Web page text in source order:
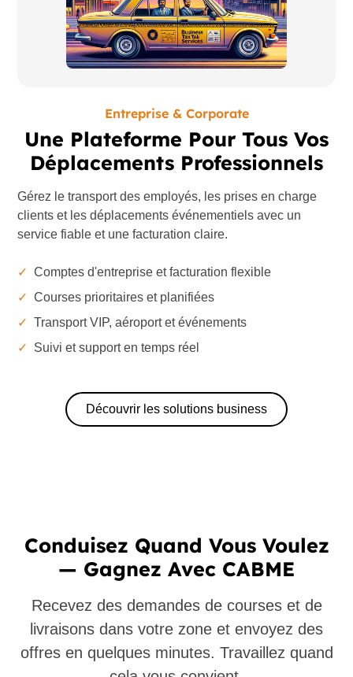
Entreprise & Corporate
Une Plateforme Pour Tous Vos
Déplacements Professionnels
Gérez le transport des employés, les prises en charge
clients et les déplacements événementiels avec un
service fiable et une facturation claire.
✓
Comptes d'entreprise et facturation flexible
✓
Courses prioritaires et planifiées
✓
Transport VIP, aéroport et événements
✓
Suivi et support en temps réel
Découvrir les solutions business
Conduisez Quand Vous Voulez
— Gagnez Avec CABME
Recevez des demandes de courses et de
livraisons dans votre zone et envoyez des
offres en quelques minutes. Travaillez quand